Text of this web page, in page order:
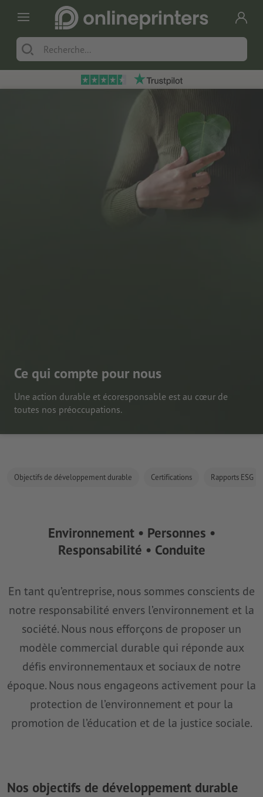
Ce qui compte pour nous
Une action durable et écoresponsable est au cœur de
toutes nos préoccupations.
Objectifs de développement durable Certifications Rapports ESG
Environnement • Personnes •
Responsabilité • Conduite
En tant qu’entreprise, nous sommes conscients de
notre responsabilité envers l’environnement et la
société. Nous nous efforçons de proposer un
modèle commercial durable qui réponde aux
défis environnementaux et sociaux de notre
époque. Nous nous engageons activement pour la
protection de l’environnement et pour la
promotion de l’éducation et de la justice sociale.
Nos objectifs de développement durable